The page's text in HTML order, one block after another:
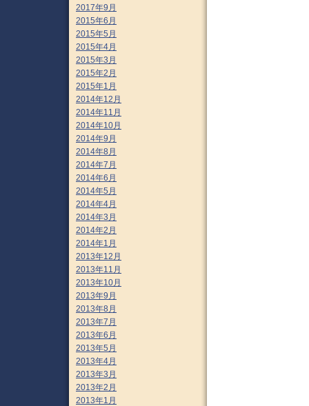
2017年9月
2015年6月
2015年5月
2015年4月
2015年3月
2015年2月
2015年1月
2014年12月
2014年11月
2014年10月
2014年9月
2014年8月
2014年7月
2014年6月
2014年5月
2014年4月
2014年3月
2014年2月
2014年1月
2013年12月
2013年11月
2013年10月
2013年9月
2013年8月
2013年7月
2013年6月
2013年5月
2013年4月
2013年3月
2013年2月
2013年1月